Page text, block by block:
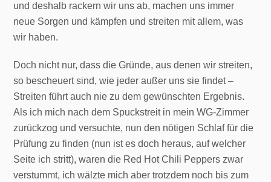
und deshalb rackern wir uns ab, machen uns immer
neue Sorgen und kämpfen und streiten mit allem, was
wir haben.
Doch nicht nur, dass die Gründe, aus denen wir streiten,
so bescheuert sind, wie jeder außer uns sie findet –
Streiten führt auch nie zu dem gewünschten Ergebnis.
Als ich mich nach dem Spuckstreit in mein WG-Zimmer
zurückzog und versuchte, nun den nötigen Schlaf für die
Prüfung zu finden (nun ist es doch heraus, auf welcher
Seite ich stritt), waren die Red Hot Chili Peppers zwar
verstummt, ich wälzte mich aber trotzdem noch bis zum